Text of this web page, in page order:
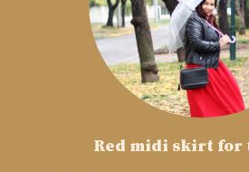
Red midi skirt for